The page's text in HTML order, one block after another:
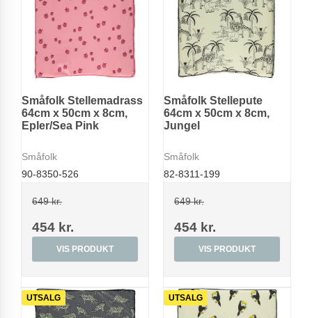
Småfolk Stellemadrass
64cm x 50cm x 8cm,
Epler/Sea Pink
Småfolk
90-8350-526
649 kr.
454 kr.
VIS PRODUKT
Småfolk Stellepute
64cm x 50cm x 8cm,
Jungel
Småfolk
82-8311-199
649 kr.
454 kr.
VIS PRODUKT
UTSALG UTSALG